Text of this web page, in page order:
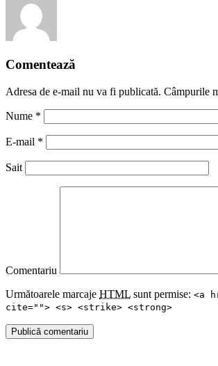
Comentează
Adresa de e-mail nu va fi publicată. Câmpurile
Nume *
E-mail *
Sait
Comentariu
Următoarele marcaje HTML sunt permise: <a
cite=""> <s> <strike> <strong>
Publică comentariu